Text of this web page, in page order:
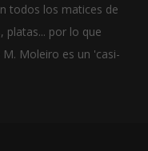
todos los matices de
platas... por lo que
Moleiro es un 'casi-